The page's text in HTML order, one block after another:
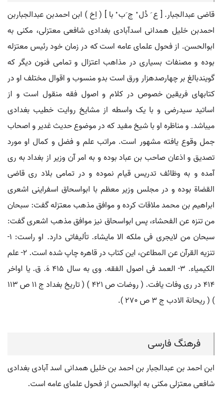
قاضی عبدالجبار. [ ع َ دُل ْ ج َب ْ با ] ( اِخ ) ابن احمدبن عبدالجباربن
احمدبن خلیل همدانی اسدآبادی بغدادی شافعی معتزلی، مکنی به
ابوالحسن. از فحول علمای عامه است که در زمان خود رئیس معتزله
بوده و مصنفات بسیاری در مذاهب اعتزال و تمامی فنون دیگر که
گویندبالغ بر چهارصدهزار ورق است بدو منسوب و اقوال مختلف او در
کتابهای فریقین خصوص در کلام و اصول فقه منقول است و از
اساتید سیدرضی و با یک واسطه از مشایخ روایت خطیب بغدادی
میباشد. و مناظره او با شیخ مفید که در موضوع حدیث غدیر و اصحاب
جمل وقوع یافته مشهور است. مراتب علم و فضل و کمال او مورد
تصدیق و اذعان صاحب بن عباد بوده و به امر آن وزیر از بغداد به ری
آمده و به وظائف تدریس قیام نموده و در تمامی بلاد ری قاضی
القضاة بوده و در مجلس وزیر معظم با ابواسحاق اسفراینی اشعری
ابراهیم بن محمد ملاقات کرده و موافق مذهب معتزله گفت: سبحان
من تنزه عن الفحشاء، پس ابواسحاق نیز موافق مذهب اشعری گفت:
سبحان من لایجری فی ملکه الا مایشاء. تألیفاتی دارد. او راست: 1-
تنزیه القرآن عن المطاعن، این کتاب در قاهره چاپ شده است. 2- علم
الکیمیاء. 3- العمد فی اصول الفقه. وی به سال 415 هَ. ق. یا اواخر
414 در ری وفات یافت. ( روضات ص 421 ) ( تاریخ بغداد ج 11 ص 113
) ( ریحانة الادب ج 3 ص 270 ).
فرهنگ فارسی
ابن احمد بن عبدالجبار بن احمد بن خلیل همدانی اسد آبادی بغدادی
شافعی معتزلی مکنی به ابوالحسن از فحول علمای عامه است.